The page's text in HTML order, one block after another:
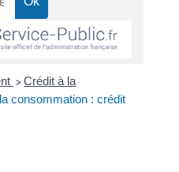
> Crédit à la
consommation : crédit